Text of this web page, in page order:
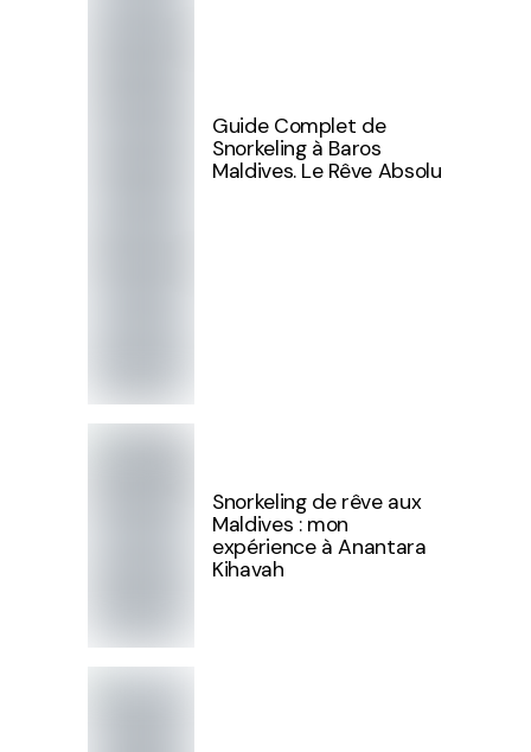
Guide Complet de
Snorkeling à Baros
Maldives. Le Rêve Absolu
Snorkeling de rêve aux
Maldives : mon
expérience à Anantara
Kihavah